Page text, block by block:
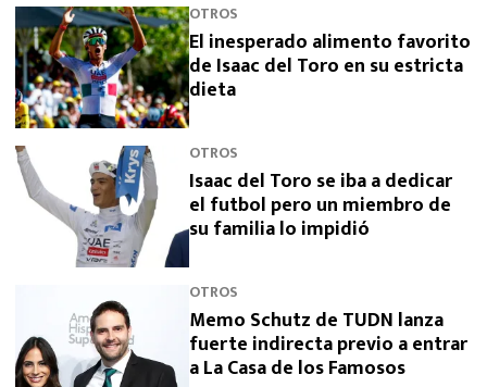
OTROS
El inesperado alimento favorito
de Isaac del Toro en su estricta
dieta
OTROS
Isaac del Toro se iba a dedicar
el futbol pero un miembro de
su familia lo impidió
OTROS
Memo Schutz de TUDN lanza
fuerte indirecta previo a entrar
a La Casa de los Famosos